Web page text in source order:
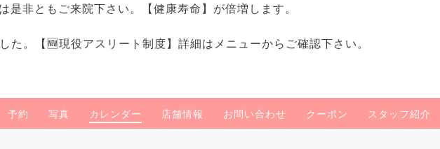
是非ともご来院下さい。【健康寿命】が倍増します。
。【🆕現役アスリート制度】詳細はメニューからご確認下さい。
予約 写真 カレンダー 店舗情報 お問い合わせ クーポン スタッフ紹介